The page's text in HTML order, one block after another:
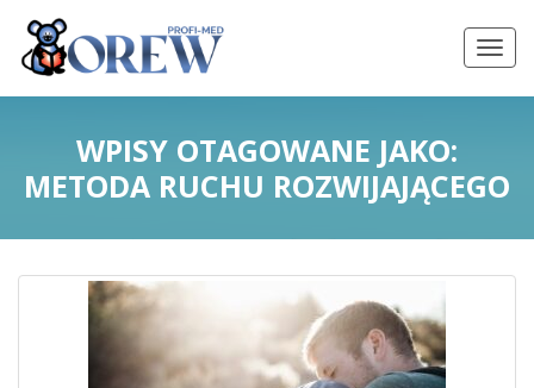
WPISY OTAGOWANE JAKO:
METODA RUCHU ROZWIJAJĄCEGO